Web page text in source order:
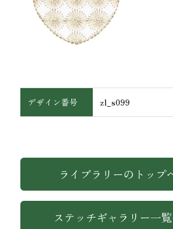
インテリア
デザイン番号 zl_s099
ライブラリーのトップ
ステッチギャラリー一